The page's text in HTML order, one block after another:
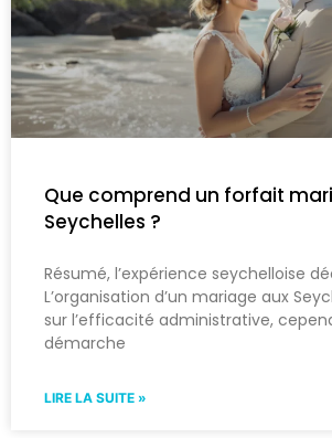
Que comprend un forfait
Seychelles ?
Résumé, l’expérience seychelloise
L’organisation d’un mariage aux
sur l’efficacité administrative,
démarche
LIRE LA SUITE »